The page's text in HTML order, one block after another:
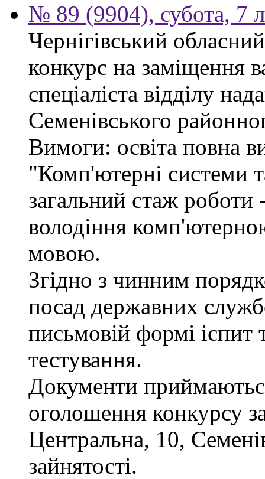
№ 89 (9904), субота, 7
Чернігівський
конкурс на заміщення
спеціаліста відділу
Семенівського
Вимоги: освіта повна
"Комп'ютерні системи
загальний стаж
володіння
мовою.
Згідно з чинним
посад державних
письмовій формі
тестування.
Документи
оголошення конкурсу
Центральна, 10,
зайнятості.